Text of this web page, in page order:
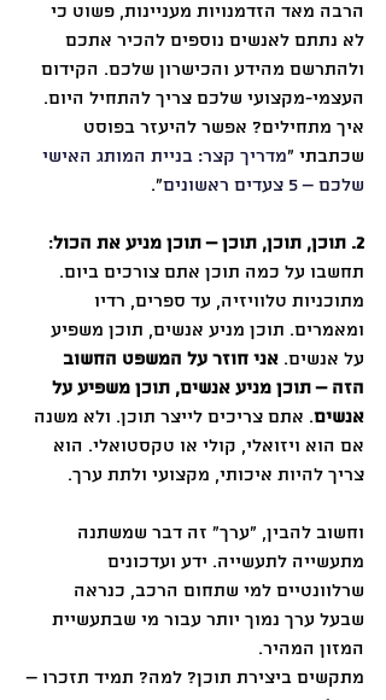
הרבה מאד הזדמנויות מעניינות, פשוט כי
לא נתתם לאנשים נוספים להכיר אתכם
ולהתרשם מהידע והכישרון שלכם. הקידום
העצמי-מקצועי שלכם צריך להתחיל היום.
איך מתחילים? אפשר להיעזר בפוסט
שכתבתי ״מדריך קצר: בניית המותג האישי
שלכם – 5 צעדים ראשונים
״.
2. תוכן, תוכן, תוכן – תוכן מניע את הכול
:
תחשבו על כמה תוכן אתם צורכים ביום.
מתוכניות טלוויזיה, עד ספרים, רדיו
ומאמרים. תוכן מניע אנשים, תוכן משפיע
על אנשים. אני חוזר על המשפט החשוב
הזה – תוכן מניע אנשים, תוכן משפיע על
אנשים. אתם צריכים לייצר תוכן. ולא משנה
אם הוא ויזואלי, קולי או טקסטואלי. הוא
צריך להיות איכותי, מקצועי ולתת ערך.
וחשוב להבין, ״ערך״ זה דבר שמשתנה
מתעשייה לתעשייה. ידע ועדכונים
שרלוונטיים למי שתחום הרכב, כנראה
שבעל ערך נמוך יותר עבור מי שבתעשיית
המזון המהיר.
מתקשים ביצירת תוכן? למה? תמיד תזכרו –